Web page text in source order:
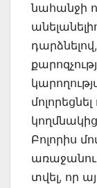
նահանջի
Բոլորիս
տվել, որ